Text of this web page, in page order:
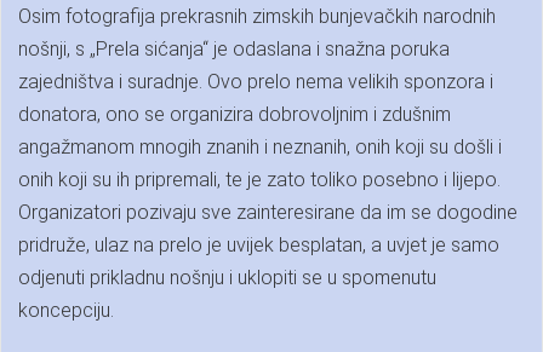
Osim fotografija prekrasnih zimskih bunjevačkih narodnih
nošnji, s „Prela sićanja“ je odaslana i snažna poruka
zajedništva i suradnje. Ovo prelo nema velikih sponzora i
donatora, ono se organizira dobrovoljnim i zdušnim
angažmanom mnogih znanih i neznanih, onih koji su došli i
onih koji su ih pripremali, te je zato toliko posebno i lijepo.
Organizatori pozivaju sve zainteresirane da im se dogodine
pridruže, ulaz na prelo je uvijek besplatan, a uvjet je samo
odjenuti prikladnu nošnju i uklopiti se u spomenutu
koncepciju.